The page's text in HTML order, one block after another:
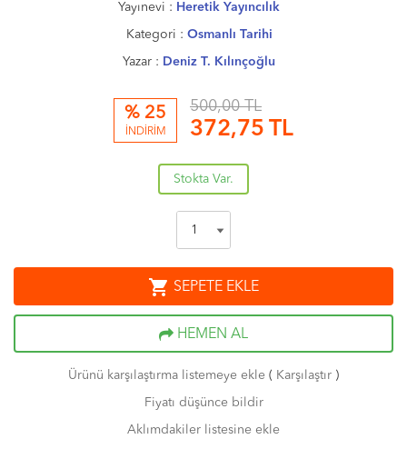
Yayınevi : Heretik Yayıncılık
Kategori : Osmanlı Tarihi
Yazar : Deniz T. Kılınçoğlu
% 25
İNDİRİM
500,00 TL
372,75 TL
Stokta Var.
shopping_cart SEPETE EKLE
HEMEN AL
Ürünü karşılaştırma listemeye ekle ( Karşılaştır )
Fiyatı düşünce bildir
Aklımdakiler listesine ekle